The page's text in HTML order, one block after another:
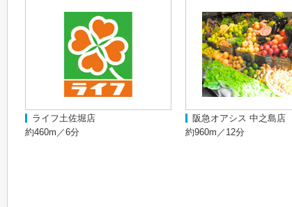
ライフ土佐堀店
約460m／6分
阪急オアシス 中之島店
約960m／12分